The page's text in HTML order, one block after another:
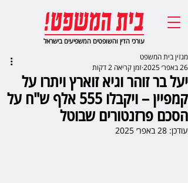
עורכי הדין והשופטים המשפיעים בישראל
יעל בר זוהר וגיא זוארץ ויתרו על
קמפיין – ויקבלו 555 אלף ש"ח על
הסכם פרזנטורים שבוטל
מגזין בית המשפט
26 באפר׳ 2025
זמן קריאה 2 דקות
עודכן: 28 באפר׳ 2025